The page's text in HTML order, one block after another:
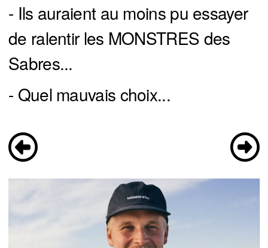
- Ils auraient au moins pu essayer
de ralentir les MONSTRES des
Sabres...
- Quel mauvais choix...